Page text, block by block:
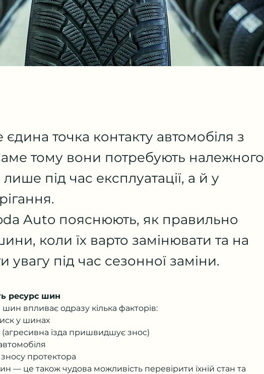
точка контакту автомобіля з
тому вони потребують належного
під час експлуатації, а й у
Auto пояснюють, як правильно
коли їх варто замінювати та на
увагу під час сезонної заміни.
ресурс шин
впливає одразу кілька факторів:
у шинах
(агресивна їзда пришвидшує знос)
зносу протектора
— це також чудова можливість перевірити їхній стан та